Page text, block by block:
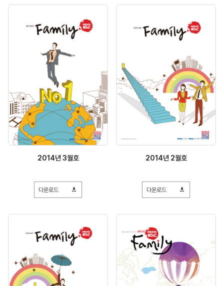
2014년 3월호
다운로드
2014년 2월호
다운로드